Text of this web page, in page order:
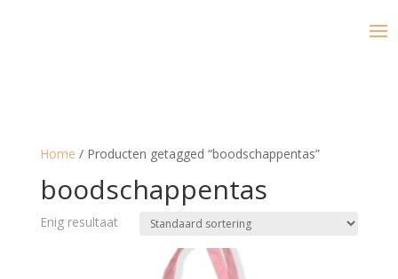
Home / Producten getagged “boodschappentas”
boodschappentas
Enig resultaat